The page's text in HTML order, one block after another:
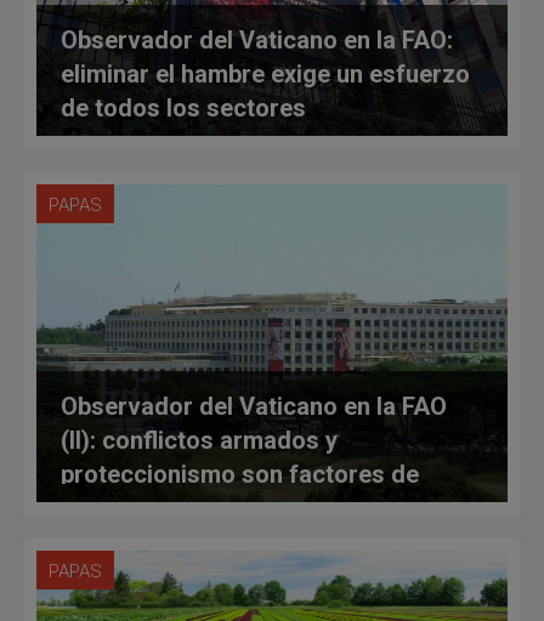
Observador del Vaticano en la FAO:
eliminar el hambre exige un esfuerzo
de todos los sectores
PAPAS
Observador del Vaticano en la FAO
(II): conflictos armados y
proteccionismo son factores de
pobreza
PAPAS